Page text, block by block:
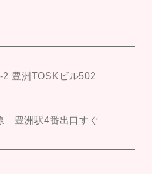
豊洲TOSKビル502
豊洲駅4番出口すぐ